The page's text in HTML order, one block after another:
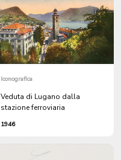
Iconografica
Veduta di Lugano dalla
stazione ferroviaria
1946